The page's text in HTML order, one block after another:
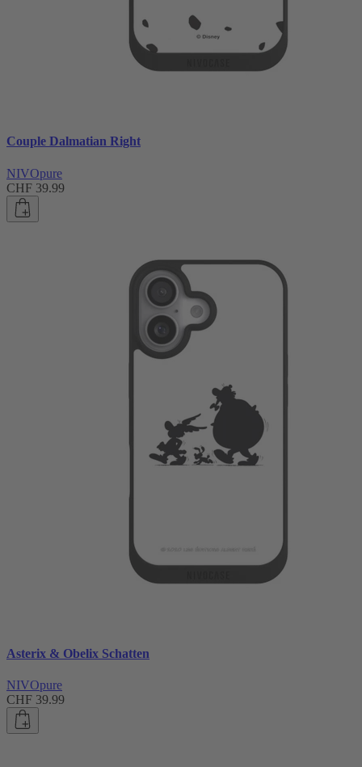
Couple Dalmatian Right
NIVOpure
CHF 39.99
Asterix & Obelix Schatten
NIVOpure
CHF 39.99